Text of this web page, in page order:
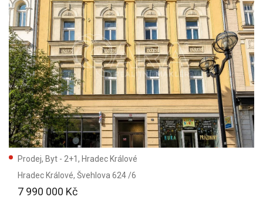
Prodej, Byt - 2+1, Hradec Králové
Hradec Králové, Švehlova 624 /6
7 990 000 Kč